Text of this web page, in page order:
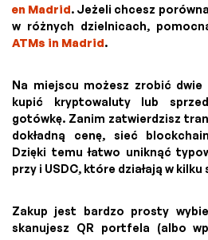
en Madrid. Jeżeli chcesz
w różnych dzielnicach,
ATMs in Madrid.
Na miejscu możesz zrobić dwie
kupić kryptowaluty lub
gotówkę. Zanim zatwierdzisz
dokładną cenę, sieć
Dzięki temu łatwo uniknąć
przy i USDC, które działają w
Zakup jest bardzo prosty
skanujesz QR portfela (albo